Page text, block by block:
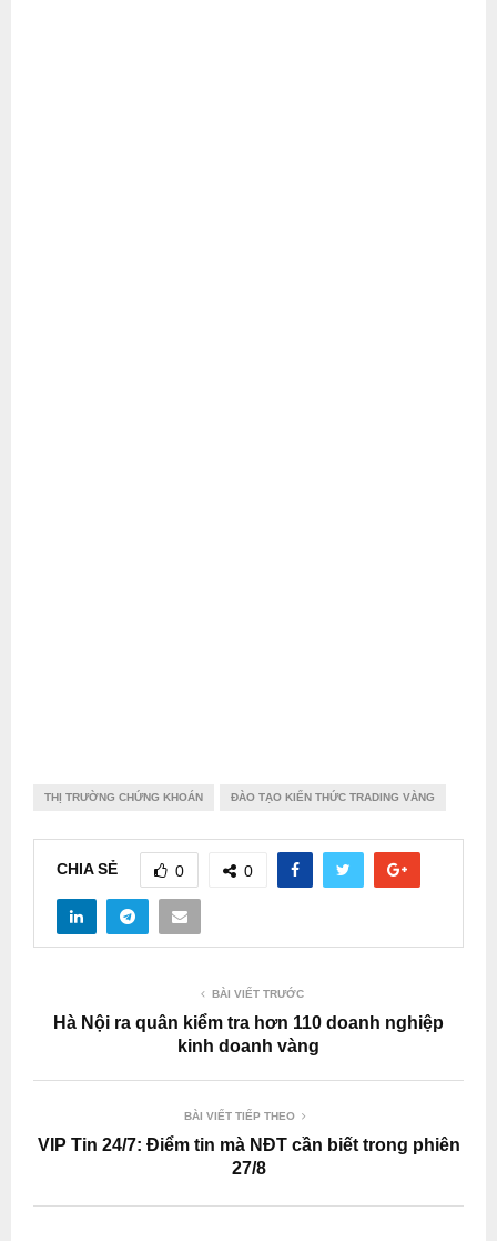
THỊ TRƯỜNG CHỨNG KHOÁN ĐÀO TẠO KIẾN THỨC TRADING VÀNG
CHIA SẺ 0 0
BÀI VIẾT TRƯỚC
Hà Nội ra quân kiểm tra hơn 110 doanh nghiệp
kinh doanh vàng
BÀI VIẾT TIẾP THEO
VIP Tin 24/7: Điểm tin mà NĐT cần biết trong phiên
27/8